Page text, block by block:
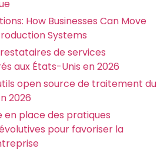
How Businesses Can Move
Systems
de services
aux États-Unis en 2026
open source de traitement du
2026
place des pratiques
pour favoriser la